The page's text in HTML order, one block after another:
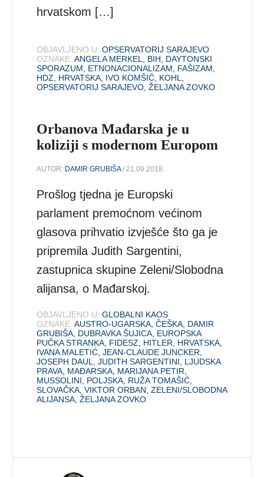
hrvatskom […]
OBJAVLJENO U: OPSERVATORIJ SARAJEVO
OZNAKE: ANGELA MERKEL BIH
DAYTONSKI
SPORAZUM
ETNONACIONALIZAM FAŠIZAM
HDZ
HRVATSKA IVO KOMŠIĆ KOHL
OPSERVATORIJ SARAJEVO ,ŽELJANA ZOVKO
Orbanova Mađarska je u
koliziji s modernom Europom
AUTOR: DAMIR GRUBIŠA/ 21.09.2018.
Prošlog tjedna je Europski
parlament premoćnom većinom
glasova prihvatio izvješće što ga je
pripremila Judith Sargentini,
zastupnica skupine Zeleni/Slobodna
alijansa, o Mađarskoj.
OBJAVLJENO U: GLOBALNI KAOS
OZNAKE: AUSTRO-UGARSKA ,ČEŠKA DAMIR
GRUBIŠA DUBRAVKA ŠUJICA EUROPSKA
PUČKA STRANKA FIDESZ HITLER HRVATSKA
IVANA MALETIĆ ,JEAN-CLAUDE JUNCKER
JOSEPH DAUL
,JUDITH SARGENTINI
LJUDSKA
PRAVA MAĐARSKA MARIJANA PETIR
MUSSOLINI
POLJSKA RUŽA TOMAŠIĆ
SLOVAČKA ,VIKTOR ORBAN ,ZELENI/SLOBODNA
ALIJANSA ,ŽELJANA ZOVKO